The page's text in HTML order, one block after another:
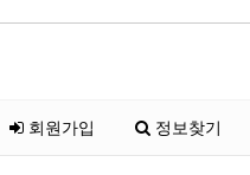
회원가입 정보찾기